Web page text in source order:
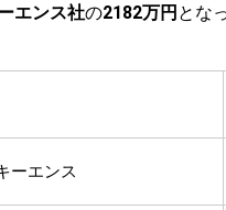
エンス社の2182万円 とな
ーエンス